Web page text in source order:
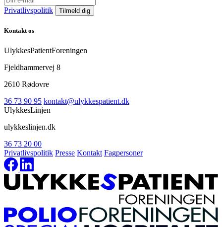
Privatlivspolitik
Kontakt os
UlykkesPatientForeningen
Fjeldhammervej 8
2610 Rødovre
36 73 90 95 kontakt@ulykkespatient.dk
UlykkesLinjen
ulykkeslinjen.dk
36 73 20 00
Privatlivspolitik Presse Kontakt Fagpersoner